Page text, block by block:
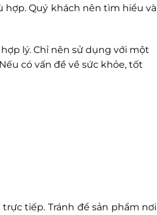
hợp. Quý khách nên tìm hiểu và
lý. Chỉ nên sử dụng với một
có vấn đề về sức khỏe, tốt
tiếp. Tránh để sản phẩm nơi